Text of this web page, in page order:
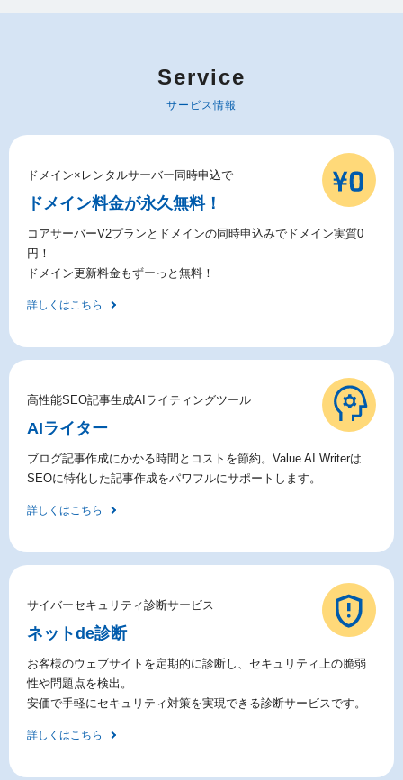
Service
サービス情報
ドメイン×レンタルサーバー同時申込で
ドメイン料金が永久無料！
コアサーバーV2プランとドメインの同時申込みでドメイン実質0
円！
ドメイン更新料金もずーっと無料！
詳しくはこちら
高性能SEO記事生成AIライティングツール
AIライター
ブログ記事作成にかかる時間とコストを節約。Value AI Writerは
SEOに特化した記事作成をパワフルにサポートします。
詳しくはこちら
サイバーセキュリティ診断サービス
ネットde診断
お客様のウェブサイトを定期的に診断し、セキュリティ上の脆弱
性や問題点を検出。
安価で手軽にセキュリティ対策を実現できる診断サービスです。
詳しくはこちら